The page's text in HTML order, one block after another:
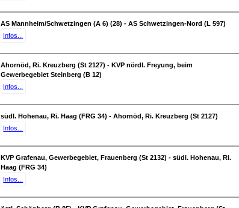
AS Mannheim/Schwetzingen (A 6) (28) - AS Schwetzingen-Nord (L 597)
Infos...
Ahornöd, Ri. Kreuzberg (St 2127) - KVP nördl. Freyung, beim
Gewerbegebiet Steinberg (B 12)
Infos...
südl. Hohenau, Ri. Haag (FRG 34) - Ahornöd, Ri. Kreuzberg (St 2127)
Infos...
KVP Grafenau, Gewerbegebiet, Frauenberg (St 2132) - südl. Hohenau, Ri.
Haag (FRG 34)
Infos...